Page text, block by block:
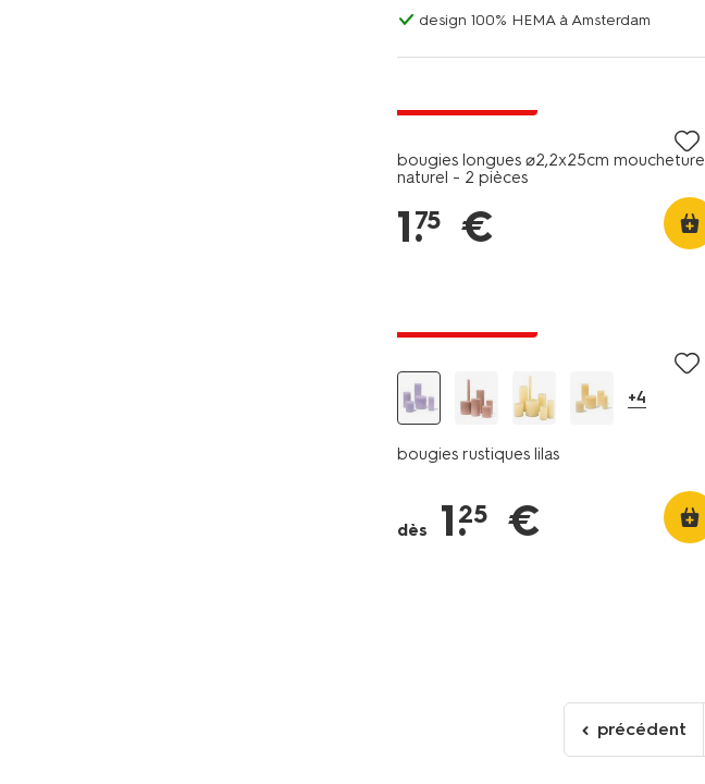
design 100% HEMA à Amsterdam
bougies longues ⌀2,2x25cm moucheture
naturel - 2 pièces
1.
75 €
+4
bougies rustiques lilas
dès 1.
25 €
Aller
à
précédent